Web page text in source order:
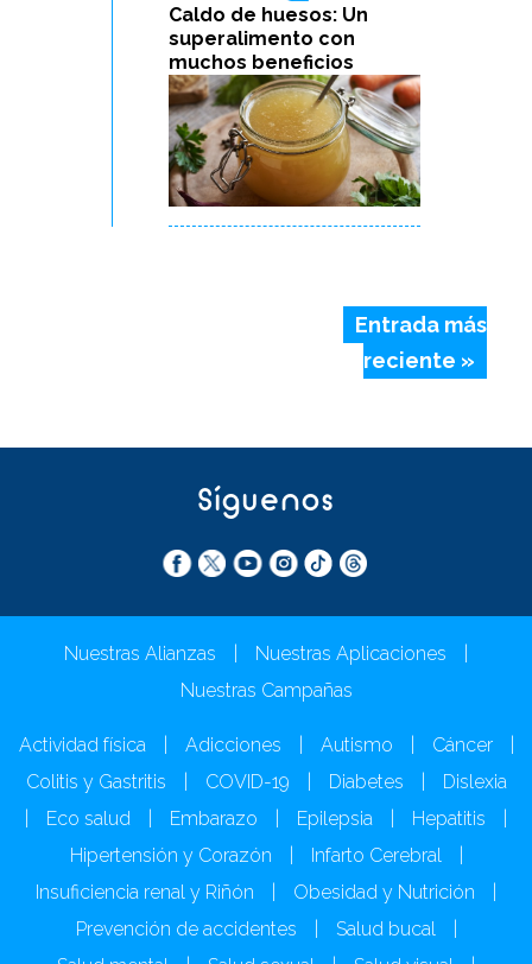
Caldo de huesos: Un
superalimento con
muchos beneficios
Entrada más
reciente »
Síguenos
Nuestras Alianzas Nuestras Aplicaciones
Nuestras Campañas
Actividad física Adicciones Autismo Cáncer
Colitis y Gastritis
COVID-19 Diabetes
Dislexia
Eco salud Embarazo Epilepsia Hepatitis
Hipertensión y Corazón
Infarto Cerebral
Insuficiencia renal y Riñón
Obesidad y Nutrición
Prevención de accidentes
Salud bucal